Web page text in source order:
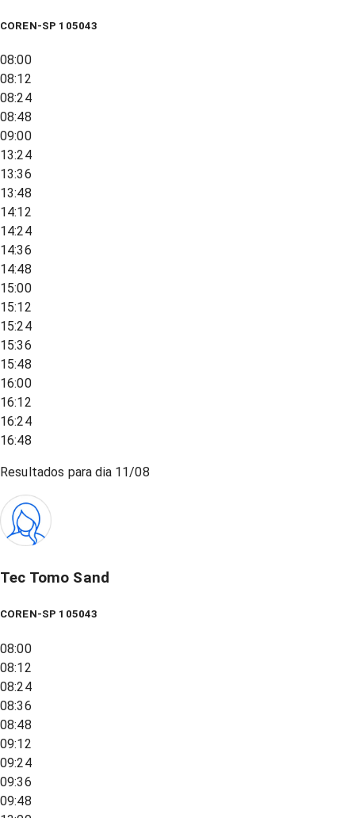
COREN-SP 105043
08:00
08:12
08:24
08:48
09:00
13:24
13:36
13:48
14:12
14:24
14:36
14:48
15:00
15:12
15:24
15:36
15:48
16:00
16:12
16:24
16:48
Resultados para dia 11/08
Tec Tomo Sand
COREN-SP 105043
08:00
08:12
08:24
08:36
08:48
09:12
09:24
09:36
09:48